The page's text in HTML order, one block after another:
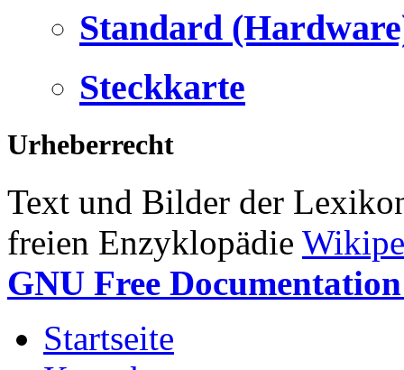
Standard
Steckkarte
Urheberrecht
Text und Bilder der
freien Enzyklopädie
GNU Free
Startseite